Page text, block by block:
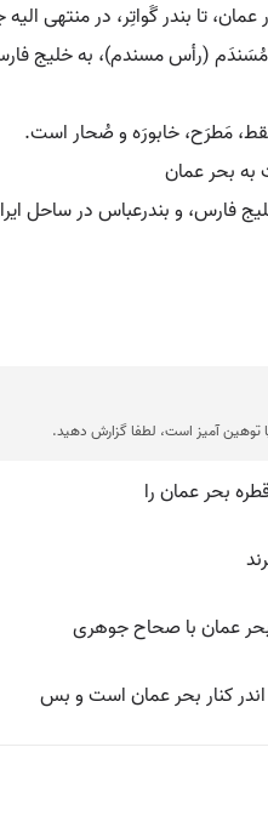
الیه جنوب شرقی ایران، حدود ۳۲۰
مُسَندَم (رأس مسندم)، به خلیج
مَطرَح، خابورَه و صُحار است.
به بحر عمان
و بندرعباس در ساحل
آمیز است، لطفا گزارش دهید.
بحر عمان را
عمان با صحاح جوهری
کنار بحر عمان است و بس